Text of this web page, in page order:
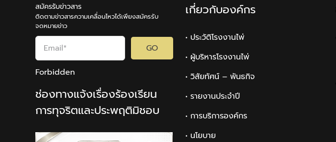
สมัครรับข่าวสาร
ติดตามข่าวสารความเคลื่อนไหวได้เพียงสมัครรับ
จดหมายข่าว
GO
Forbidden
ช่องทางแจ้งเรื่องร้องเรียน
การทุจริตและประพฤติมิชอบ
เกี่ยวกับองค์กร
• ประวัติโรงงานไพ่
• ผู้บริหารโรงงานไพ่
• วิสัยทัศน์ – พันธกิจ
• รายงานประจำปี
• การบริการองค์กร
• นโยบาย